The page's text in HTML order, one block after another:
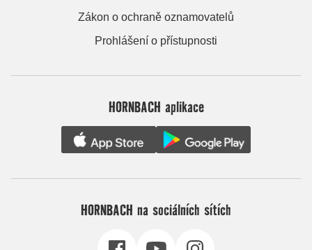
Zákon o ochraně oznamovatelů
Prohlášení o přístupnosti
HORNBACH aplikace
HORNBACH na sociálních sítích